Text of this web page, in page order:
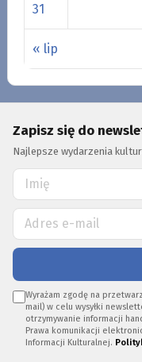
« lip
31
Zapisz się do
Najlepsze wydarzenia
Wyrażam zgodę na
mail) w celu wysyłki
otrzymywanie informacji
Prawa komunikacji
Informacji Kulturalnej.